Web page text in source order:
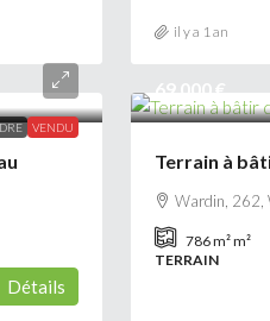
il y a 1 an
VENDU
Détails
69 000 €
Terrain à
Wardin, 262,
786 m²m²
TERRAIN